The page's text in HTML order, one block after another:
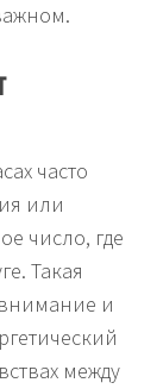
часто
или
число, где
Такая
и
между